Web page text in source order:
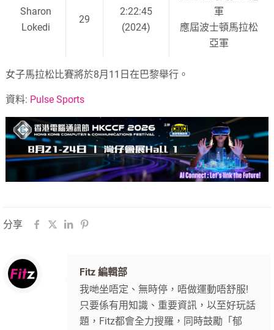
Sharon
Lokedi
29
2:22:45
(2024)
軍
應屆波士頓馬拉松
亞軍
女子馬拉松比賽將於8月11日在巴黎舉行。
資料: Pulse Sports
分享
Fitz 編輯部
我哋坐唔定、無時停，唔做運動唔舒服!
只要係有用知識、重要資訊，以至好玩話
題，Fitz都會全力搜羅，同時鼓勵「郁